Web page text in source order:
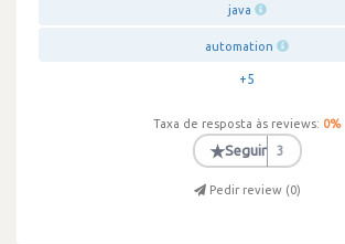
java
automation
+5
Taxa de resposta às reviews: 0%
★Seguir 3
Pedir review (0)